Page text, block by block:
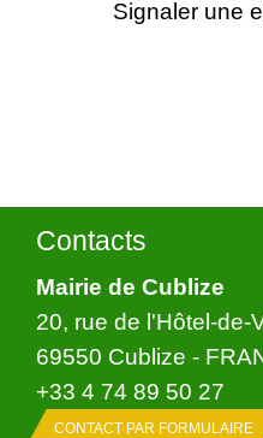
Signaler une
Contacts
Mairie de Cublize
20, rue de l'Hôtel-de-
69550 Cublize -
+33 4 74 89 50 27
CONTACT PAR FORMULAIRE